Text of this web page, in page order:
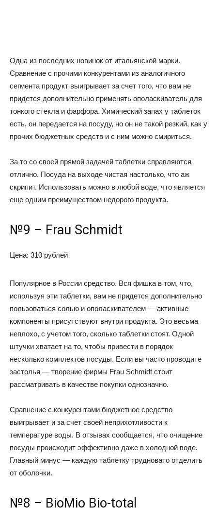
Одна из последних новинок от итальянской марки.
Сравнение с прочими конкурентами из аналогичного
сегмента продукт выигрывает за счет того, что вам не
придется дополнительно применять ополаскиватель для
тонкого стекла и фарфора. Химический запах у таблеток
есть, он передается на посуду, но он не такой резкий, как у
прочих бюджетных средств и с ним можно смириться.
За то со своей прямой задачей таблетки справляются
отлично. Посуда на выходе чистая настолько, что аж
скрипит. Использовать можно в любой воде, что является
еще одним преимуществом недорого продукта.
№9 – Frau Schmidt
Цена: 310 рублей
Популярное в России средство. Вся фишка в том, что,
используя эти таблетки, вам не придется дополнительно
пользоваться солью и ополаскивателем — активные
компоненты присутствуют внутри продукта. Это весьма
неплохо, с учетом того, сколько таблетки стоят. Одной
штучки хватает на то, чтобы привести в порядок
несколько комплектов посуды. Если вы часто проводите
застолья — творение фирмы Frau Schmidt стоит
рассматривать в качестве покупки однозначно.
Сравнение с конкурентами бюджетное средство
выигрывает и за счет своей неприхотливости к
температуре воды. В отзывах сообщается, что очищение
посуды происходит эффективно даже в холодной воде.
Главный минус — каждую таблетку трудновато отделить
от оболочки.
№8 – BioMio Bio-total